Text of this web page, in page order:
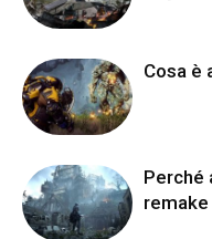
Cosa è
Perché
remake